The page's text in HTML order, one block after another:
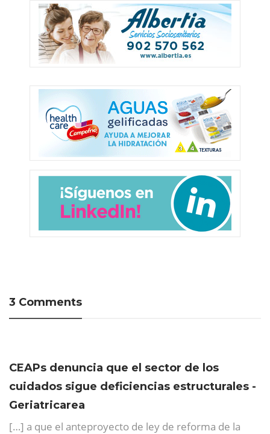
3 Comments
CEAPs denuncia que el sector de los
cuidados sigue deficiencias estructurales -
Geriatricarea
[…] a que el anteproyecto de ley de reforma de la